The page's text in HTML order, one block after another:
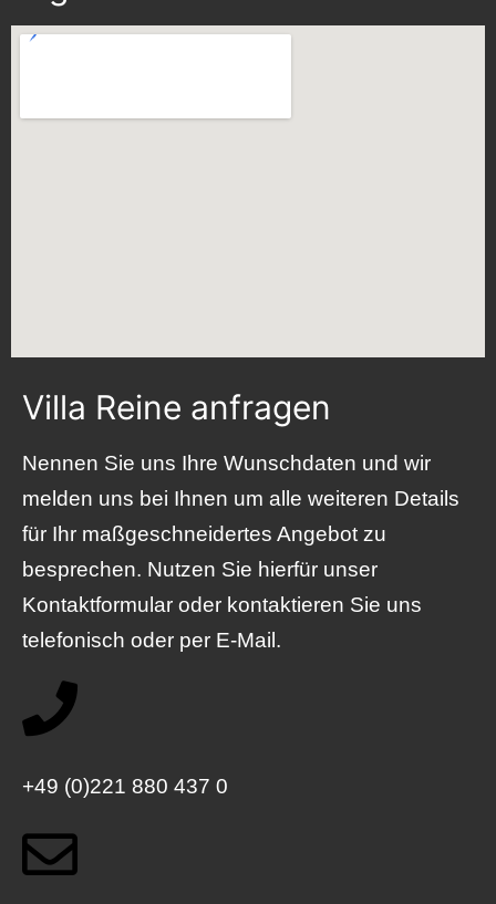
Villa Reine anfragen
Nennen Sie uns Ihre Wunschdaten und wir
melden uns bei Ihnen um alle weiteren Details
für Ihr maßgeschneidertes Angebot zu
besprechen. Nutzen Sie hierfür unser
Kontaktformular oder kontaktieren Sie uns
telefonisch oder per E-Mail.
+49 (0)221 880 437 0